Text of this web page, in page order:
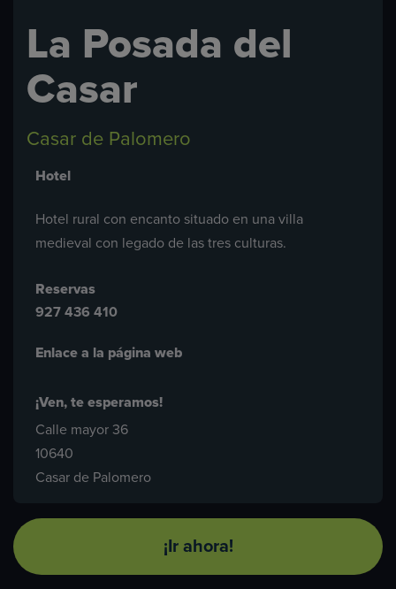
La Posada del
Casar
Casar de Palomero
Hotel
Hotel rural con encanto situado en una villa
medieval con legado de las tres culturas.
Reservas
927 436 410
Enlace a la página web
¡Ven, te esperamos!
Calle mayor 36
10640
Casar de Palomero
¡Ir ahora!